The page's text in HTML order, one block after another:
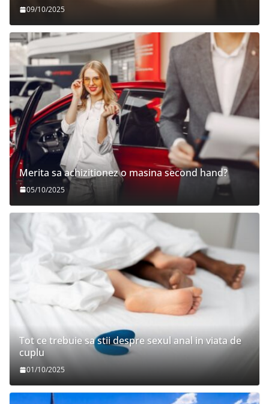
09/10/2025
Merita sa achizitionez o masina second hand?
05/10/2025
Tot ce trebuie sa stii despre sexul anal in viata de
cuplu
01/10/2025